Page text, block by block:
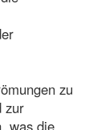
zu
zur
was die